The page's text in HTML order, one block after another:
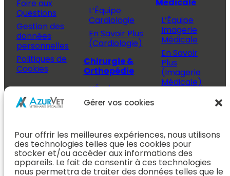
Gérer vos cookies
Pour offrir les meilleures expériences, nous utilisons
des technologies telles que les cookies pour
stocker et/ou accéder aux informations des
appareils. Le fait de consentir à ces technologies
nous permettra de traiter des données telles que le
Foire aux
Questions
Gestion des
données
personnelles
Politiques de
Cookies
Propriétaire
Prendre
rendez-vous
Après mon
L’Équipe
Cardiologie
En Savoir Plus
(Cardiologie)
Chirurgie &
Orthopédie
L’Équipe
Chirurgie &
Orthopédie
(Chirurgie &
Orthopédie)
Dentisterie &
ORL
L’Équipe
Imagerie
Médicale
En Savoir
Plus
(Imagerie
Médicale)
Médecine
Interne
En Savoir
Plus